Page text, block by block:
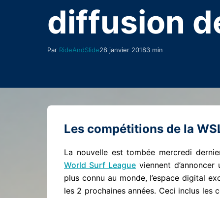
diffusion
Par RideAndSlide28 janvier 20183 min
Les compétitions de la
La nouvelle est tombée mercredi
World Surf League viennent
plus connu au monde, l’espace digital
les 2 prochaines années. Ceci inclus les